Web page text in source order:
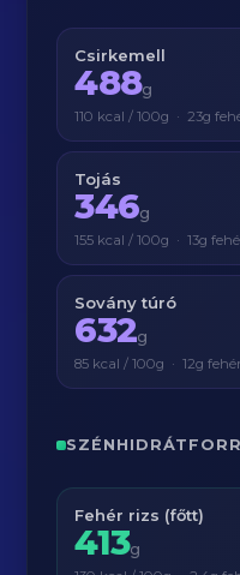
Csirkemell
488g
110 kcal / 100g · 23g
Tojás
346g
155 kcal / 100g · 13g
Sovány túró
632g
85 kcal / 100g · 12g
Fehér rizs (főtt)
413g